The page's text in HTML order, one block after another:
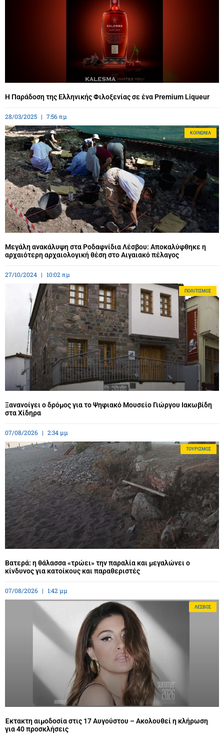
Η Παράδοση της Ελληνικής Φιλοξενίας σε ένα Premium Liqueur
28/03/2025 7:56 πμ
ΚΟΙΝΩΝΊΑ
Μεγάλη ανακάλυψη στα Ροδαφνίδια Λέσβου: Αποκαλύφθηκε η
αρχαιότερη αρχαιολογική θέση στο Αιγαιακό πέλαγος
27/10/2024 10:02 πμ
ΠΟΛΙΤΙΣΜΌΣ
Ξανανοίγει ο δρόμος για το Ψηφιακό Μουσείο Γιώργου Ιακωβίδη
στα Χίδηρα
07/08/2026 2:34 μμ
ΤΟΥΡΙΣΜΌΣ
Βατερά: η θάλασσα «τρώει» την παραλία και μεγαλώνει ο
κίνδυνος για κατοίκους και παραθεριστές
07/08/2026 1:42 μμ
ΛΈΣΒΟΣ
Έκτακτη αιμοδοσία στις 17 Αυγούστου – Ακολουθεί η κλήρωση
για 40 προσκλήσεις